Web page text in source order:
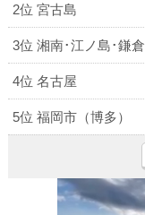
2位 宮古島
3位 湘南･江ノ島･鎌倉
4位 名古屋
5位 福岡市（博多）